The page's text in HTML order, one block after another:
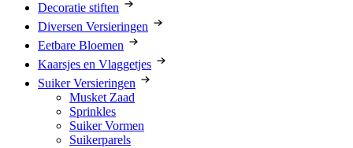
Decoratie stiften
Diversen Versieringen
Eetbare Bloemen
Kaarsjes en Vlaggetjes
Suiker Versieringen
Musket Zaad
Sprinkles
Suiker Vormen
Suikerparels